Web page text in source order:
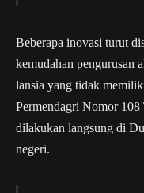
Beberapa inovasi turut
kemudahan pengurusan
lansia yang tidak
Permendagri Nomor 108
dilakukan langsung di
negeri.